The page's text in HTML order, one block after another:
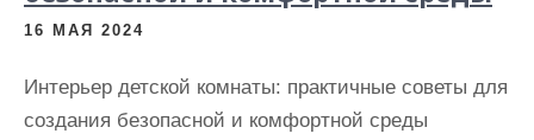
16 МАЯ 2024
Интерьер детской комнаты: практичные советы для
создания безопасной и комфортной среды